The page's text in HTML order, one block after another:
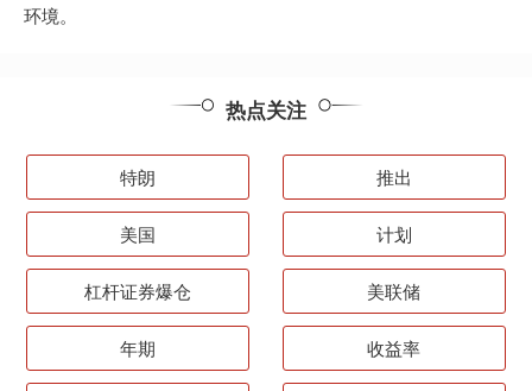
环境。
热点关注
特朗 推出
美国 计划
杠杆证券爆仓 美联储
年期 收益率